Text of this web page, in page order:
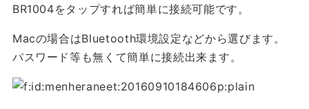
BR1004をタップすれば簡単に接続可能です。
Macの場合はBluetooth環境設定などから選びます。
パスワード等も無くて簡単に接続出来ます。